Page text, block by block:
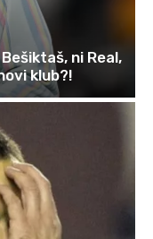
Bešiktaš, ni Real,
klub?!